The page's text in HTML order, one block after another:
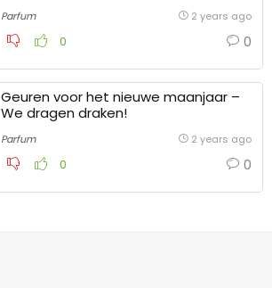
Parfum 2 years ago
0 0
Geuren voor het nieuwe maanjaar –
We dragen draken!
Parfum 2 years ago
0 0